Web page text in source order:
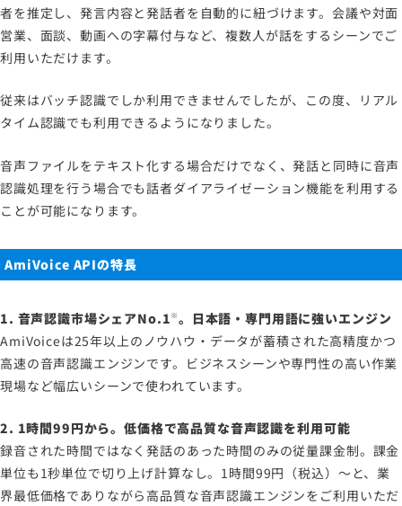
者を推定し、発言内容と発話者を自動的に紐づけます。会議や対面
営業、面談、動画への字幕付与など、複数人が話をするシーンでご
利用いただけます。
従来はバッチ認識でしか利用できませんでしたが、この度、リアル
タイム認識でも利用できるようになりました。
音声ファイルをテキスト化する場合だけでなく、発話と同時に音声
認識処理を行う場合でも話者ダイアライゼーション機能を利用する
ことが可能になります。
AmiVoice APIの特長
1. 音声認識市場シェアNo.1※。日本語・専門用語に強いエンジン
AmiVoiceは25年以上のノウハウ・データが蓄積された高精度かつ
高速の音声認識エンジンです。ビジネスシーンや専門性の高い作業
現場など幅広いシーンで使われています。
2. 1時間99円から。低価格で高品質な音声認識を利用可能
録音された時間ではなく発話のあった時間のみの従量課金制。課金
単位も1秒単位で切り上げ計算なし。1時間99円（税込）～と、業
界最低価格でありながら高品質な音声認識エンジンをご利用いただ